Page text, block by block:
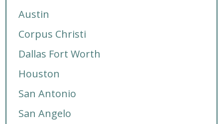
Austin
Corpus Christi
Dallas Fort Worth
Houston
San Antonio
San Angelo